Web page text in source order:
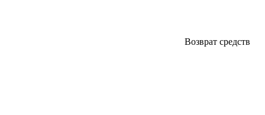
Возврат средств